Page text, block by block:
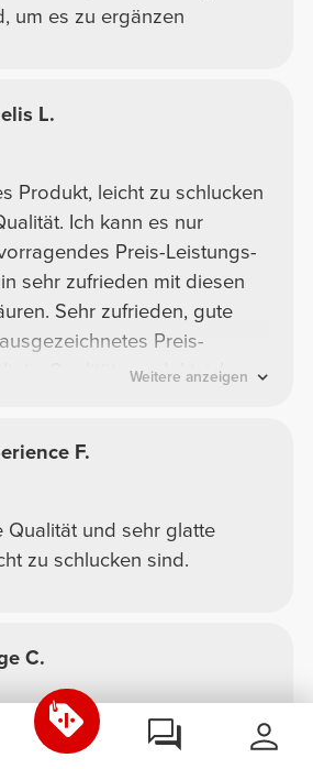
um es zu ergänzen
L.
Produkt, leicht zu schlucken
Ich kann es nur
Preis-Leistungs-
sehr zufrieden mit diesen
Sehr zufrieden, gute
Preis-
Qualitätsprodukt, ich
Weitere anzeigen
F.
Qualität und sehr glatte
zu schlucken sind.
C.
Produkt. Ich nehme es